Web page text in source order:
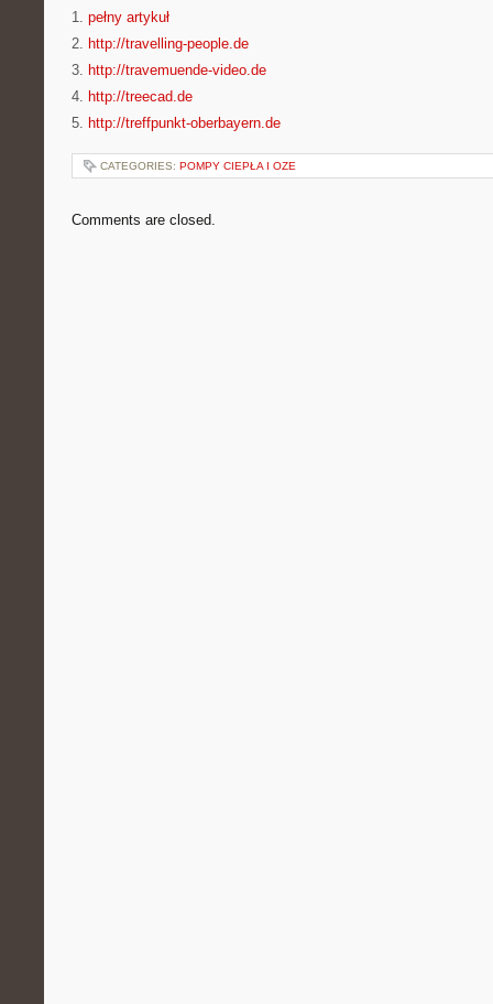
1. pełny artykuł
2. http://travelling-people.de
3. http://travemuende-video.de
4. http://treecad.de
5. http://treffpunkt-oberbayern.de
CATEGORIES: POMPY CIEPŁA I OZE
Comments are closed.